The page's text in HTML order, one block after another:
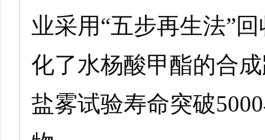
业采用“五步再生法”
化了水杨酸甲酯的合
盐雾试验寿命突破